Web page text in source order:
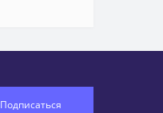
Подписаться